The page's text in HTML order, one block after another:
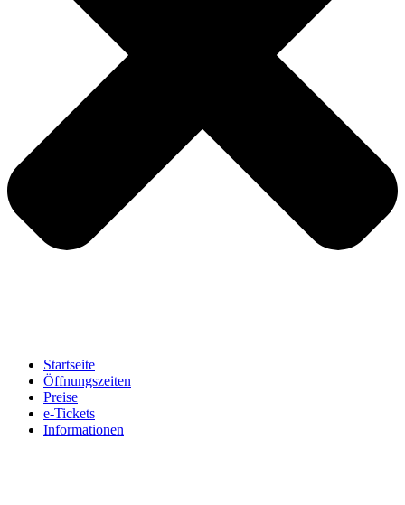
Startseite
Öffnungszeiten
Preise
e-Tickets
Informationen